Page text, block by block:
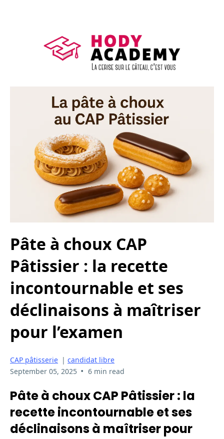
Pâte à choux CAP
Pâtissier : la recette
incontournable et ses
déclinaisons à maîtriser
pour l’examen
CAP pâtisserie | candidat libre
September 05, 2025 • 6 min read
Pâte à choux CAP Pâtissier : la
recette incontournable et ses
déclinaisons à maîtriser pour